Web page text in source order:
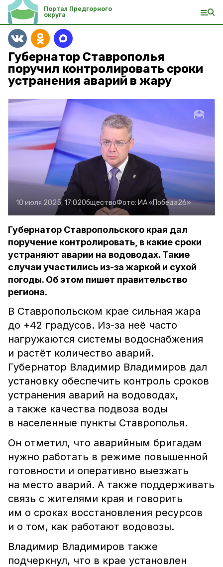
Портал Предгорного
округа
Губернатор Ставрополья
поручил контролировать сроки
устранения аварий в жару
10 июля 2025, 17:02ОбществоФото: ИА «Победа26»
Губернатор Ставропольского края дал
поручение контролировать, в какие сроки
устраняют аварии на водоводах. Такие
случаи участились из-за жаркой и сухой
погоды. Об этом пишет правительство
региона.
В Ставропольском крае сильная жара
до +42 градусов. Из-за неё часто
нагружаются системы водоснабжения
и растёт количество аварий.
Губернатор Владимир Владимиров дал
установку обеспечить контроль сроков
устранения аварий на водоводах,
а также качества подвоза воды
в населенные пункты Ставрополья.
Он отметил, что аварийным бригадам
нужно работать в режиме повышенной
готовности и оперативно выезжать
на место аварий. А также поддерживать
связь с жителями края и говорить
им о сроках восстановления ресурсов
и о том, как работают водовозы.
Владимир Владимиров также
подчеркнул, что в крае установлен